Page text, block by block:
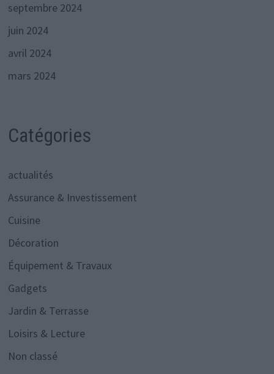
septembre 2024
juin 2024
avril 2024
mars 2024
Catégories
actualités
Assurance & Investissement
Cuisine
Décoration
Équipement & Travaux
Gadgets
Jardin & Terrasse
Loisirs & Lecture
Non classé